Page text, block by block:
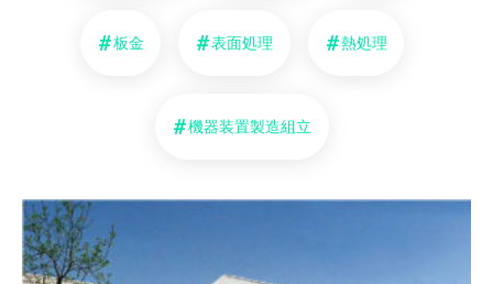
板金 表面処理 熱処理
機器装置製造組立